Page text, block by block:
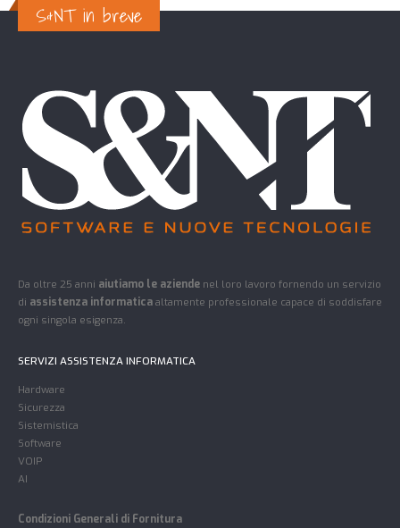
S&NT in breve
Da oltre 25 anni aiutiamo le aziende nel loro lavoro fornendo un servizio
di assistenza informaticaaltamente professionale capace di soddisfare
ogni singola esigenza.
SERVIZI ASSISTENZA INFORMATICA
Hardware
Sicurezza
Sistemistica
Software
VOIP
AI
Condizioni Generali di Fornitura